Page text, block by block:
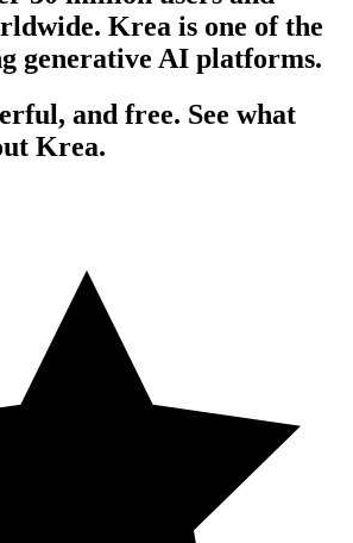
Krea is one of the
generative AI platforms.
and free. See what
Krea.